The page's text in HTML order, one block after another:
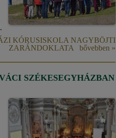
KÓRUSISKOLA NAGYBÖJTI
ZARÁNDOKLATA bővebben »
SZÉKESEGYHÁZBAN